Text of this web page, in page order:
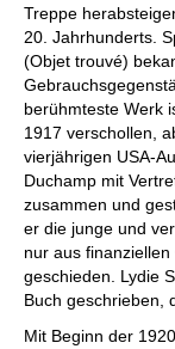
Treppe
20. Jahrhunderts.
(Objet trouvé)
berühmteste Werk
1917 verschollen,
vierjährigen USA-
Duchamp mit
zusammen und
er die junge und
nur aus
geschieden. Lydie
Buch geschrieben,
Mit Beginn der